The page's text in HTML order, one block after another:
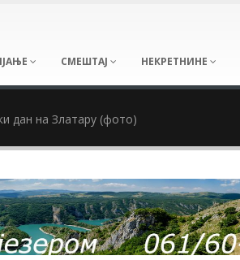
СМЕШТАЈ НЕКРЕТНИНЕ
дан на Златару (фото)